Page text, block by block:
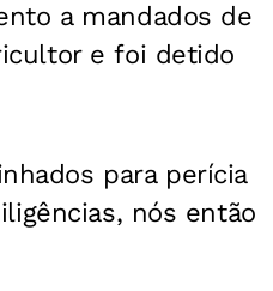
a mandados de
e foi detido
para perícia
nós então